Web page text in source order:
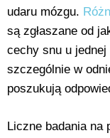
udaru mózgu.
są zgłaszane od
cechy snu u jednej
szczególnie w
poszukują
Liczne badania na